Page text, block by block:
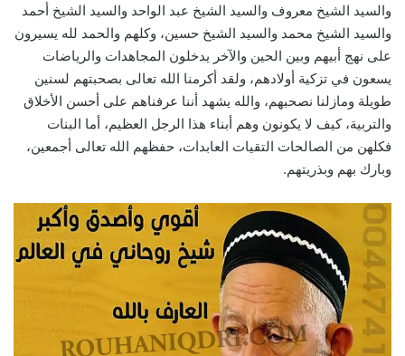
والسيد الشيخ معروف والسيد الشيخ عبد الواحد والسيد الشيخ أحمد
والسيد الشيخ محمد والسيد الشيخ حسين، وكلهم والحمد لله يسيرون
على نهج أبيهم وبين الحين والآخر يدخلون المجاهدات والرياضات
يسعون في تزكية أولادهم، ولقد أكرمنا الله تعالى بصحبتهم لسنين
طويلة ومازلنا نصحبهم، والله يشهد أننا عرفناهم على أحسن الأخلاق
والتربية، كيف لا يكونون وهم أبناء هذا الرجل العظيم، أما البنات
فكلهن من الصالحات التقيات العابدات، حفظهم الله تعالى أجمعين،
وبارك بهم وبذريتهم.